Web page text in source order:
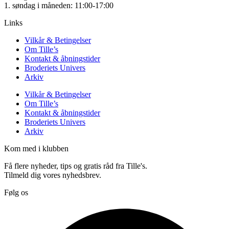
1. søndag i måneden: 11:00-17:00
Links
Vilkår & Betingelser
Om Tille’s
Kontakt & åbningstider
Broderiets Univers
Arkiv
Vilkår & Betingelser
Om Tille’s
Kontakt & åbningstider
Broderiets Univers
Arkiv
Kom med i klubben
Få flere nyheder, tips og gratis råd fra Tille's.
Tilmeld dig vores nyhedsbrev.
Følg os